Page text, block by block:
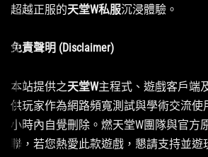
超越正服的天堂W私服沉浸體驗。
免責聲明 (Disclaimer)
本站提供之天堂W主程式、遊戲客戶端
供玩家作為網路頻寬測試與學術交流使
小時內自覺刪除。燃天堂W團隊與官方
聯，若您熱愛此款遊戲，懇請支持並遊